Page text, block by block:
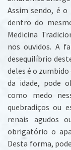
Assim sendo, é
dentro do
Medicina
nos ouvidos. A
desequilíbrio
deles é o
da idade, pode
como medo
quebradiços ou
renais agudos
obrigatório o
Desta forma,